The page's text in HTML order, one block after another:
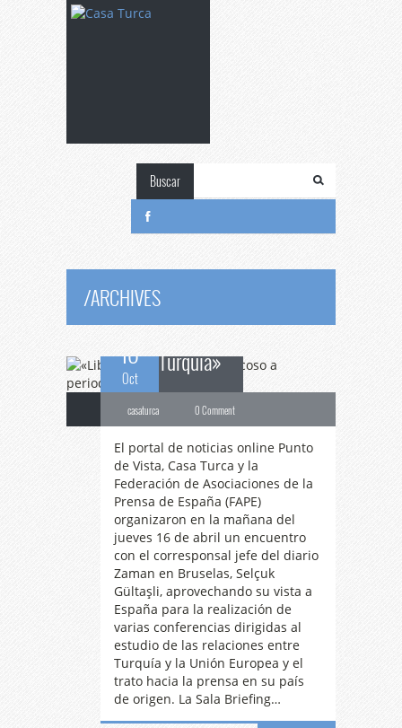
Buscar
/ARCHIVES
16
Oct
«Libertad
expresión y acoso a
periodistas en
Turquía»
casaturca 0 Comment
El portal de noticias online Punto
de Vista, Casa Turca y la
Federación de Asociaciones de la
Prensa de España (FAPE)
organizaron en la mañana del
jueves 16 de abril un encuentro
con el corresponsal jefe del diario
Zaman en Bruselas, Selçuk
Gültaşli, aprovechando su vista a
España para la realización de
varias conferencias dirigidas al
estudio de las relaciones entre
Turquía y la Unión Europea y el
trato hacia la prensa en su país
de origen. La Sala Briefing…
Cena-coloquio